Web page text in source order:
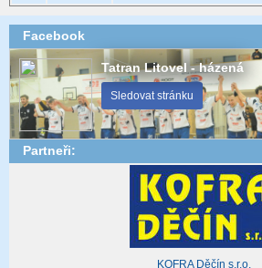
Facebook
Tatran Litovel - házená
Sledovat stránku
Partneři:
KOFRA Děčín s.r.o.